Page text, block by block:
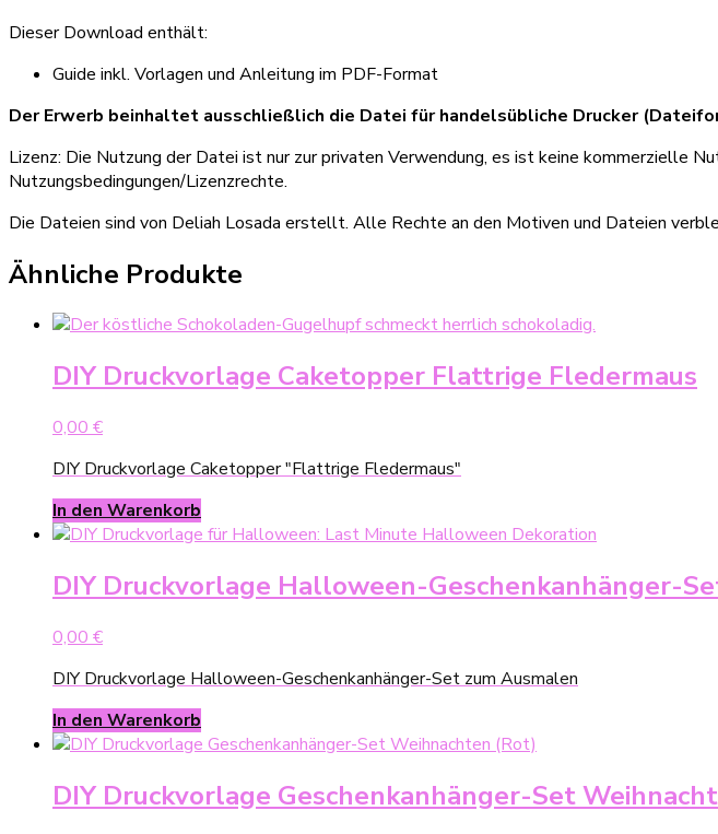
Dieser Download enthält:
Guide inkl. Vorlagen und Anleitung im PDF-Format
Der Erwerb beinhaltet ausschließlich die Datei für handelsübliche Drucker
Lizenz: Die Nutzung der Datei ist nur zur privaten Verwendung, es ist keine kommerzielle
Nutzungsbedingungen/Lizenzrechte.
Die Dateien sind von Deliah Losada erstellt. Alle Rechte an den Motiven und Dateien
Ähnliche Produkte
DIY Druckvorlage Caketopper Flattrige Fledermaus
0,00 €
DIY Druckvorlage Caketopper "Flattrige Fledermaus"
In den Warenkorb
DIY Druckvorlage Halloween-Geschenkanhänger-
0,00 €
DIY Druckvorlage Halloween-Geschenkanhänger-Set zum Ausmalen
In den Warenkorb
DIY Druckvorlage Geschenkanhänger-Set